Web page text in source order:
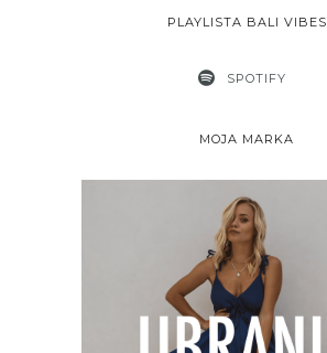
PLAYLISTA BALI VIBES
SPOTIFY
MOJA MARKA